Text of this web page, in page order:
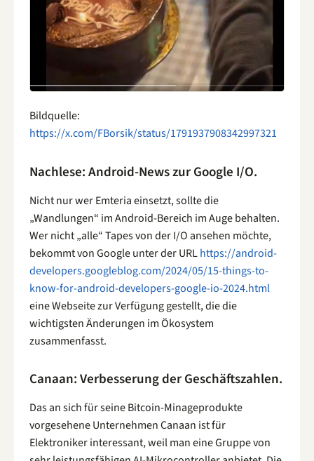
Bildquelle:
https://x.com/FBorsik/status/1791937908342997321
Nachlese: Android-News zur Google I/O.
Nicht nur wer Emteria einsetzt, sollte die
„Wandlungen“ im Android-Bereich im Auge behalten.
Wer nicht „alle“ Tapes von der I/O ansehen möchte,
bekommt von Google unter der URLhttps://android-
developers.googleblog.com/2024/05/15-things-to-
know-for-android-developers-google-io-2024.html
eine Webseite zur Verfügung gestellt, die die
wichtigsten Änderungen im Ökosystem
zusammenfasst.
Canaan: Verbesserung der Geschäftszahlen.
Das an sich für seine Bitcoin-Minageprodukte
vorgesehene Unternehmen Canaan ist für
Elektroniker interessant, weil man eine Gruppe von